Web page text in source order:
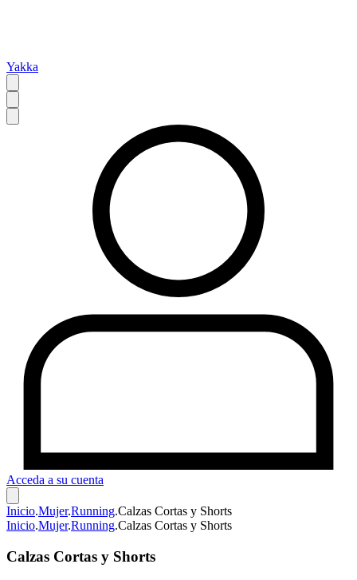
Yakka
Acceda a su cuenta
Inicio.Mujer.Running.Calzas Cortas y Shorts
Inicio.Mujer.Running.Calzas Cortas y Shorts
Calzas Cortas y Shorts